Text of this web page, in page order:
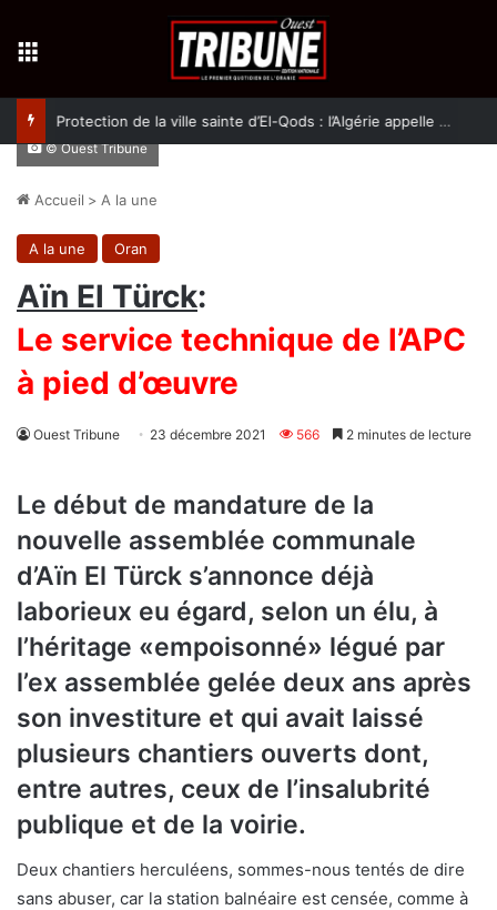
Protection de la ville sainte d’El-Qods : l’Algérie appelle à une action collective
© Ouest Tribune
Accueil > A la une
A la une Oran
Aïn El Türck:
Le service technique de l’APC
à pied d’œuvre
Ouest Tribune 23 décembre 2021 566 2 minutes de lecture
Le début de mandature de la
nouvelle assemblée communale
d’Aïn El Türck s’annonce déjà
laborieux eu égard, selon un élu, à
l’héritage «empoisonné» légué par
l’ex assemblée gelée deux ans après
son investiture et qui avait laissé
plusieurs chantiers ouverts dont,
entre autres, ceux de l’insalubrité
publique et de la voirie.
Deux chantiers herculéens, sommes-nous tentés de dire
sans abuser, car la station balnéaire est censée, comme à